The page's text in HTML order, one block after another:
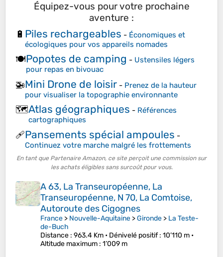
Équipez-vous pour votre prochaine
aventure :
🔋 Piles rechargeables - Économiques et
écologiques pour vos appareils nomades
🍽️Popotes de camping - Ustensiles légers
pour repas en bivouac
🚁Mini Drone de loisir - Prenez de la hauteur
pour visualiser la topographie environnante
🗺️Atlas géographiques - Références
cartographiques
🩹Pansements spécial ampoules -
Continuez votre marche malgré les frottements
En tant que Partenaire Amazon, ce site perçoit une commission sur
les achats éligibles sans surcoût pour vous.
A 63, La Transeuropéenne, La
Transeuropéenne, N 70, La Comtoise,
Autoroute des Cigognes
France > Nouvelle-Aquitaine >Gironde > La Teste-
de-Buch
Distance : 963.4 Km • Dénivelé positif: 10’110 m •
Altitude maximum : 1’009 m